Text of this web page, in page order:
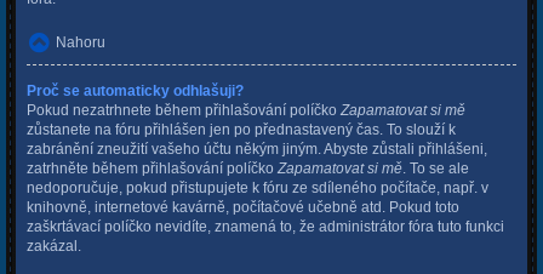
Nahoru
Proč se automaticky odhlašuji?
Pokud nezatrhnete během přihlašování políčko Zapamatovat si mě
zůstanete na fóru přihlášen jen po přednastavený čas. To slouží k
zabránění zneužití vašeho účtu někým jiným. Abyste zůstali přihlášeni,
zatrhněte během přihlašování políčko Zapamatovat si mě . To se ale
nedoporučuje, pokud přistupujete k fóru ze sdíleného počítače, např. v
knihovně, internetové kavárně, počítačové učebně atd. Pokud toto
zaškrtávací políčko nevidíte, znamená to, že administrátor fóra tuto funkci
zakázal.